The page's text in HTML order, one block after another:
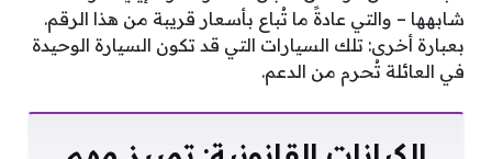
شابهها – والتي عادةً ما تُباع بأسعار قريبة من هذا الرقم.
بعبارة أخرى: تلك السيارات التي قد تكون السيارة الوحيدة
في العائلة تُحرم من الدعم.